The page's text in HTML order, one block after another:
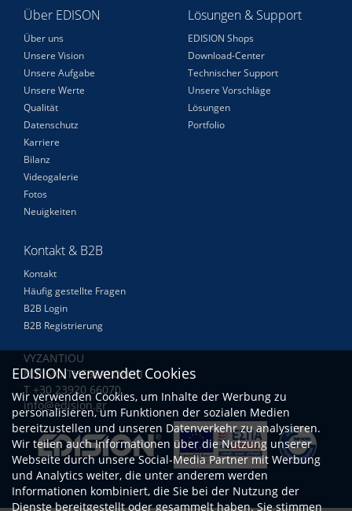
Über EDISON
Über uns
Unsere Vision
Unsere Aufgabe
Unsere Werte
Qualität
Datenschutz
Karriere
Bilanz
Videogalerie
Fotos
Neuigkeiten
Lösungen & Support
EDISION Shops
Download-Center
Technischer Support
Unsere Vorschläge
Lösungen
Portfolio
Kontakt & B2B
Kontakt
Häufig gestellte Fragen
B2B Login
B2B Registrierung
VYZANTIOU
N.RISIO THESSALONIKI
Τ +30 23920 66070
info@edision.gr
EDISION verwendet Cookies
Wir verwenden Cookies, um Inhalte der Werbung zu
personalisieren, um Funktionen der sozialen Medien
bereitzustellen und unseren Datenverkehr zu analysieren.
Wir teilen auch Informationen über die Nutzung unserer
Webseite durch unsere Social-Media Partner mit Werbung
und Analytics weiter, die unter anderem werden
Informationen kombiniert, die Sie bei der Nutzung der
Dienste bereitgestellt oder gesammelt haben. Sie stimmen